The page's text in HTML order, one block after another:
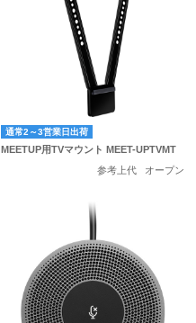
通常2～3営業日出荷
MEETUP用TVマウント MEET-UPTVMT
参考上代
オープン